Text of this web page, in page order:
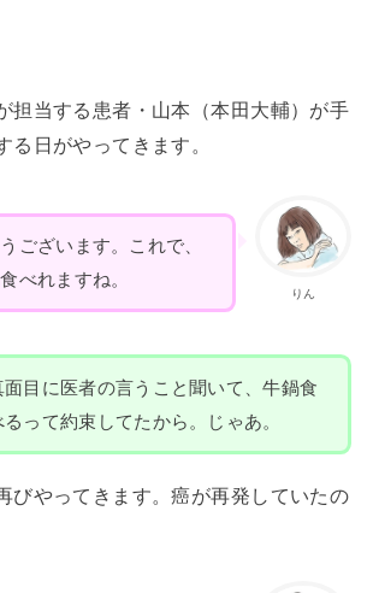
担当する患者・山本（本田大輔）が手
る日がやってきます。
りん
ございます。これで、
べれますね。
面目に医者の言うこと聞いて、牛鍋食
るって約束してたから。じゃあ。
びやってきます。癌が再発していたの